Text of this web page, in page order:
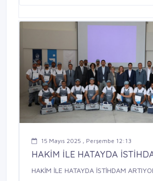
15 Mayıs 2025 , Perşembe 12:13
HAKİM İLE HATAYDA
HAKİM İLE HATAYDA İSTİHDAM